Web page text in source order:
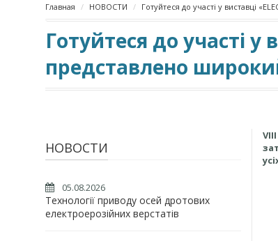
Главная НОВОСТИ Готуйтеся до участі у виставці
Готуйтеся до участі у
представлено
НОВОСТИ
05.08.2026
Технології приводу осей дротових
електроерозійних верстатів